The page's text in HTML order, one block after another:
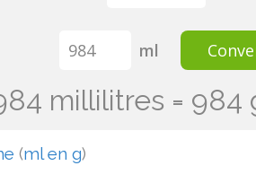
ml
millilitres = 984
(ml en g)